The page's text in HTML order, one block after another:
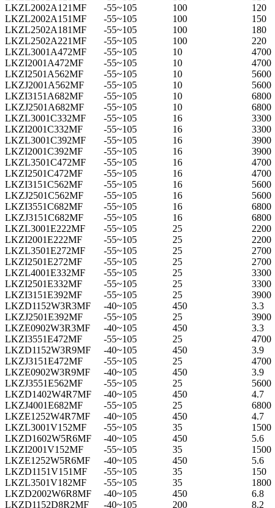
LKZL2002A121MF
-55~105 100
120
LKZL2002A151MF
-55~105 100
150
LKZL2502A181MF
-55~105 100
180
LKZL2502A221MF
-55~105 100
220
LKZL3001A472MF
-55~105 10
4700
LKZI2001A472MF
-55~105 10
4700
LKZI2501A562MF
-55~105 10
5600
LKZJ2001A562MF
-55~105 10
5600
LKZI3151A682MF
-55~105 10
6800
LKZJ2501A682MF
-55~105 10
6800
LKZL3001C332MF
-55~105 16
3300
LKZI2001C332MF
-55~105 16
3300
LKZL3001C392MF
-55~105 16
3900
LKZI2001C392MF
-55~105 16
3900
LKZL3501C472MF
-55~105 16
4700
LKZI2501C472MF
-55~105 16
4700
LKZI3151C562MF
-55~105 16
5600
LKZJ2501C562MF
-55~105 16
5600
LKZI3551C682MF
-55~105 16
6800
LKZJ3151C682MF
-55~105 16
6800
LKZL3001E222MF
-55~105 25
2200
LKZI2001E222MF
-55~105 25
2200
LKZL3501E272MF
-55~105 25
2700
LKZI2501E272MF
-55~105 25
2700
LKZL4001E332MF
-55~105 25
3300
LKZI2501E332MF
-55~105 25
3300
LKZI3151E392MF
-55~105 25
3900
LKZD1152W3R3MF
-40~105 450
3.3
LKZJ2501E392MF
-55~105 25
3900
LKZE0902W3R3MF
-40~105 450
3.3
LKZI3551E472MF
-55~105 25
4700
LKZD1152W3R9MF
-40~105 450
3.9
LKZJ3151E472MF
-55~105 25
4700
LKZE0902W3R9MF
-40~105 450
3.9
LKZJ3551E562MF
-55~105 25
5600
LKZD1402W4R7MF
-40~105 450
4.7
LKZJ4001E682MF
-55~105 25
6800
LKZE1252W4R7MF
-40~105 450
4.7
LKZL3001V152MF
-55~105 35
1500
LKZD1602W5R6MF
-40~105 450
5.6
LKZI2001V152MF
-55~105 35
1500
LKZE1252W5R6MF
-40~105 450
5.6
LKZD1151V151MF
-55~105 35
150
LKZL3501V182MF
-55~105 35
1800
LKZD2002W6R8MF
-40~105 450
6.8
LKZD1152D8R2MF
-40~105 200
8.2